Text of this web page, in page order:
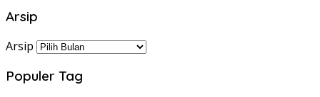
Arsip
Arsip
Populer Tag